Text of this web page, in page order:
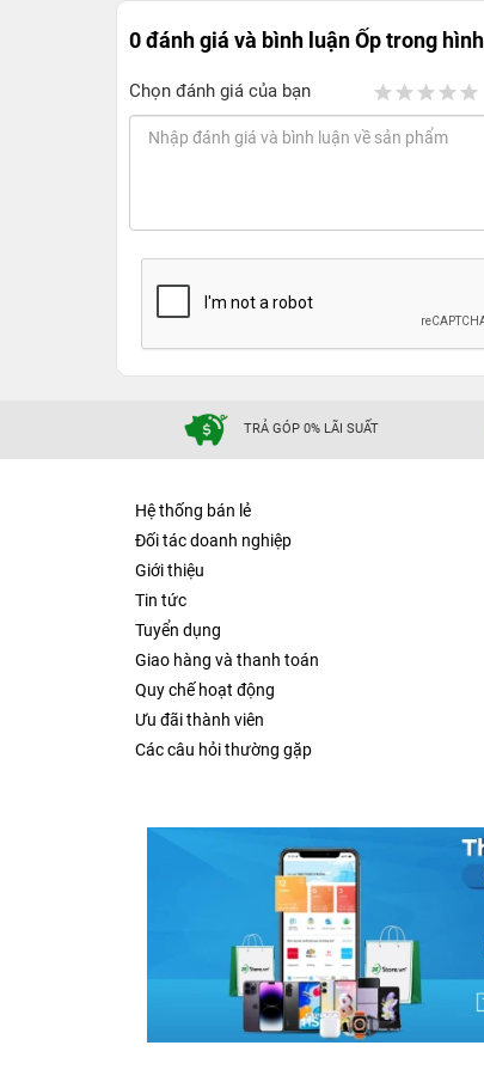
0 đánh giá và bình luậnỐp trong
Chọn đánh giá của bạn
TRẢ GÓP 0% LÃI SUẤT
Hệ thống bán lẻ
Đối tác doanh nghiệp
Giới thiệu
Tin tức
Tuyển dụng
Giao hàng và thanh toán
Quy chế hoạt động
Ưu đãi thành viên
Các câu hỏi thường gặp